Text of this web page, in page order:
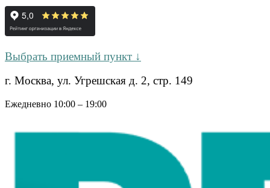
Выбрать приемный пункт ↓
г. Москва, ул. Угрешская д. 2, стр. 149
Ежедневно 10:00 – 19:00